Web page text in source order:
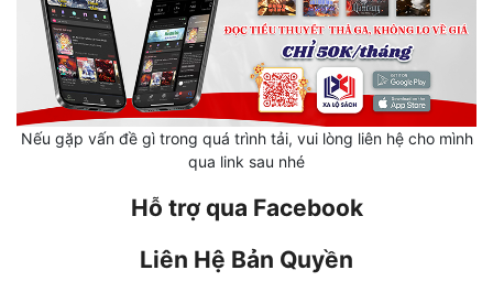
Lịch Sử
Mưu Mô
Mạt Thế
Nếu gặp vấn đề gì trong quá trình tải, vui lòng liên hệ cho mình
qua link sau nhé
Hỗ trợ qua Facebook
Liên Hệ Bản Quyền